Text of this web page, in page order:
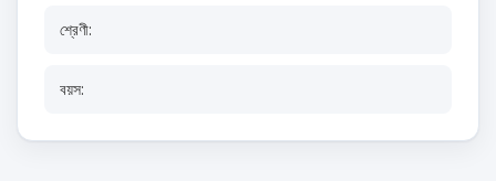
শ্রেণী:
বয়স: